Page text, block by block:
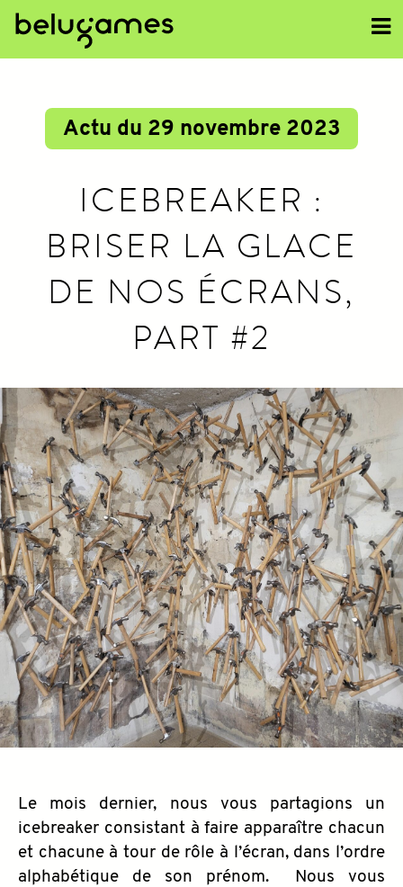
Actu du 29 novembre 2023
ICEBREAKER :
BRISER LA GLACE
DE NOS ÉCRANS,
PART #2
Le mois dernier, nous vous partagions un
icebreaker consistant à faire apparaître chacun
et chacune à tour de rôle à l’écran, dans l’ordre
alphabétique de son prénom. Nous vous